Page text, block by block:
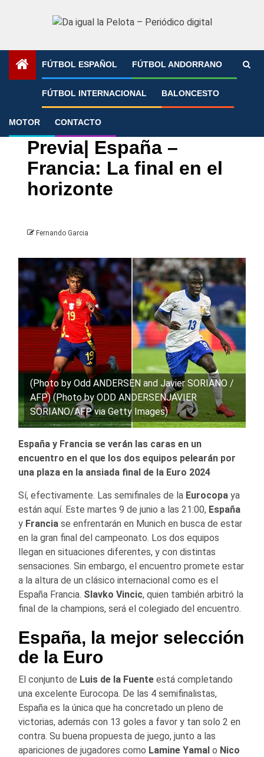
FÚTBOL ESPAÑOL FÚTBOL ANDORRANO
FÚTBOL INTERNACIONAL BALONCESTO
MOTOR CONTACTO
»
Eurocopa Selección española
Previa| España –
Francia: La final en el
horizonte
Fernando Garcia
(Photo by Odd ANDERSEN and Javier SORIANO /
AFP) (Photo by ODD ANDERSENJAVIER
SORIANO/AFP via Getty Images)
España y Francia se verán las caras en un
encuentro en el que los dos equipos pelearán por
una plaza en la ansiada final de la Euro 2024
Sí, efectivamente. Las semifinales de la Eurocopa ya
están aquí. Este martes 9 de junio a las 21:00, España
y Francia se enfrentarán en Munich en busca de estar
en la gran final del campeonato. Los dos equipos
llegan en situaciones diferentes, y con distintas
sensaciones. Sin embargo, el encuentro promete estar
a la altura de un clásico internacional como es el
España Francia. Slavko Vincic, quien también arbitró la
final de la champions, será el colegiado del encuentro.
España, la mejor selección
de la Euro
El conjunto de Luis de la Fuente está completando
una excelente Eurocopa. De las 4 semifinalistas,
España es la única que ha concretado un pleno de
victorias, además con 13 goles a favor y tan solo 2 en
contra. Su buena propuesta de juego, junto a las
apariciones de jugadores como Lamine Yamal o Nico